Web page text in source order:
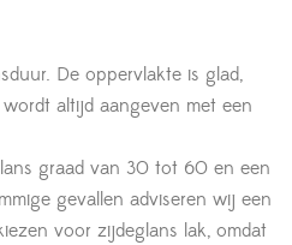
De oppervlakte is glad,
altijd aangeven met een
graad van 30 tot 60 en een
gevallen adviseren wij een
voor zijdeglans lak, omdat